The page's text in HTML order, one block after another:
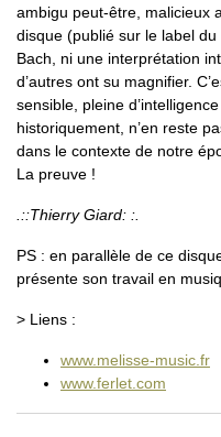
ambigu peut-être, malicieux
disque (publié sur le label
Bach, ni une interprétation
d’autres ont su magnifier.
sensible, pleine
historiquement, n’en reste
dans le contexte de notre
La preuve !
.::Thierry Giard: :.
PS : en parallèle de ce
présente son travail en
> Liens :
www.melisse-music.fr
www.ferlet.com